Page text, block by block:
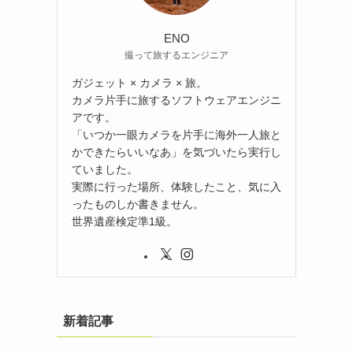
ENO
撮って旅するエンジニア
ガジェット × カメラ × 旅。
カメラ片手に旅するソフトウェアエンジニ
アです。
「いつか一眼カメラを片手に海外一人旅と
かできたらいいなあ」を気づいたら実行し
ていました。
実際に行った場所、体験したこと、気に入
ったものしか書きません。
世界遺産検定準1級。
新着記事